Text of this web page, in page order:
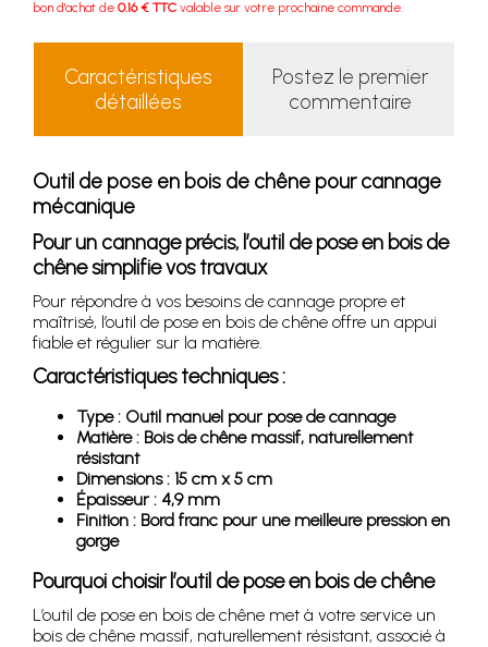
bon d'achat de 0.16 € TTC valable sur votre prochaine commande.
Caractéristiques
détaillées
Postez le premier
commentaire
Outil de pose en bois de chêne pour cannage
mécanique
Pour un cannage précis, l’outil de pose en bois de
chêne simplifie vos travaux
Pour répondre à vos besoins de cannage propre et
maîtrisé, l’outil de pose en bois de chêne offre un appui
fiable et régulier sur la matière.
Caractéristiques techniques :
Type : Outil manuel pour pose de cannage
Matière : Bois de chêne massif, naturellement
résistant
Dimensions : 15 cm x 5 cm
Épaisseur : 4,9 mm
Finition : Bord franc pour une meilleure pression en
gorge
Pourquoi choisir l’outil de pose en bois de chêne
L’outil de pose en bois de chêne met à votre service un
bois de chêne massif, naturellement résistant, associé à